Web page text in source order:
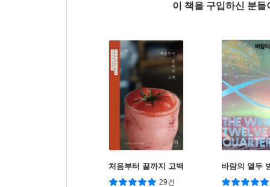
이 책을 구입하신 분
처음부터 끝까지 고백
29건
바람의 열두